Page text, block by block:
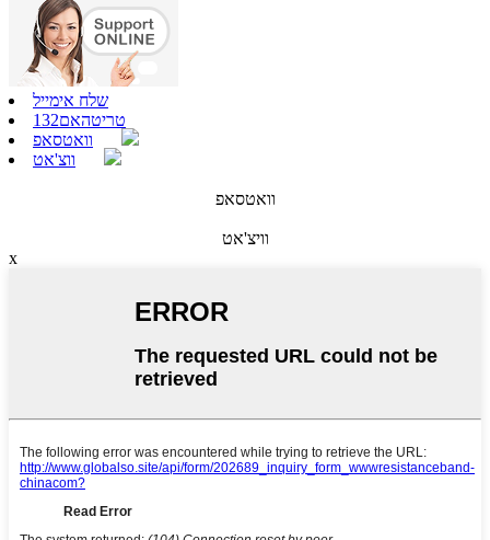
שלח אימייל
טריטהאם132
וואטסאפ
ווצ'אט
וואטסאפ
וויצ'אט
x